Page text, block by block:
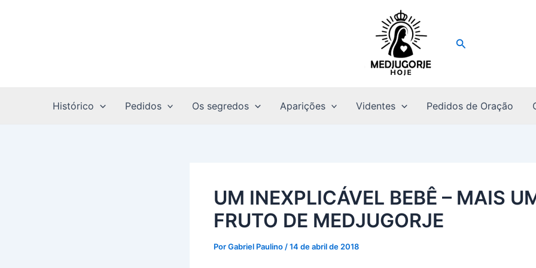
Pesquisar
Histórico Pedidos Os segredos Aparições Videntes Pedidos de Oração
UM INEXPLICÁVEL BEBÊ – MAIS
FRUTO DE MEDJUGORJE
PorGabriel Paulino /14 de abril de 2018